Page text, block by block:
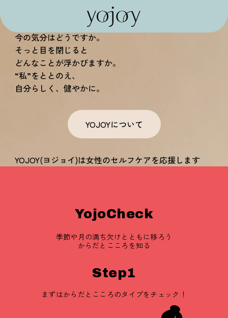
私がよろこぶ。
今の気分はどうですか。
そっと目を閉じると
どんなことが浮かびますか。
“私”をととのえ、
自分らしく、健やかに。
YOJOYについて
YOJOY(ヨジョイ)は女性のセルフケアを応援します
YojoCheck
季節や月の満ち欠けとともに移ろう
からだとこころを知る
Step1
まずはからだとこころのタイプをチェック！